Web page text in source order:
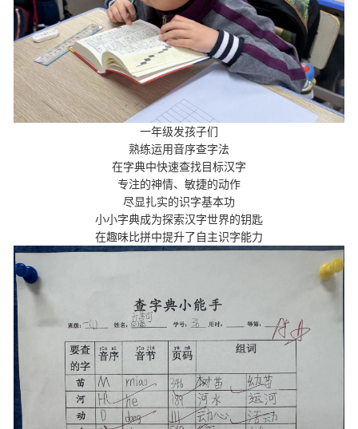
一年级发孩子们
熟练运用音序查字法
在字典中快速查找目标汉字
专注的神情、敏捷的动作
尽显扎实的识字基本功
小小字典成为探索汉字世界的钥匙
在趣味比拼中提升了自主识字能力